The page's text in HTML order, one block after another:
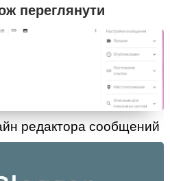
переглянути
редактора сообщений